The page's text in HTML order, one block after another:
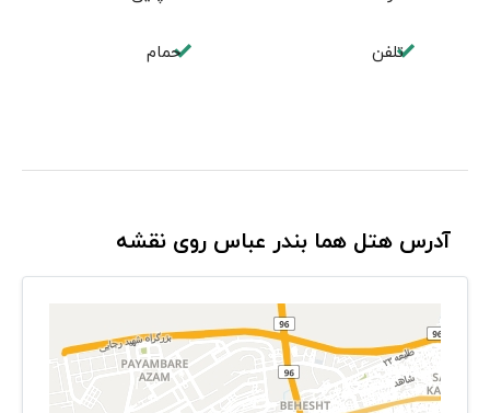
تلفن حمام
آدرس هتل هما بندر عباس روی نقشه